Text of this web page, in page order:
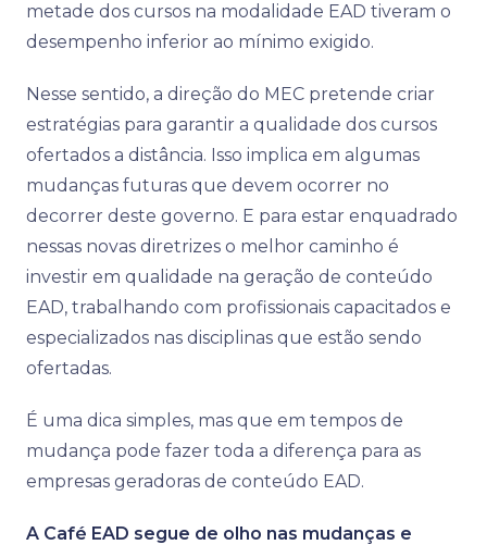
metade dos cursos na modalidade EAD tiveram o
desempenho inferior ao mínimo exigido.
Nesse sentido, a direção do MEC pretende criar
estratégias para garantir a qualidade dos cursos
ofertados a distância. Isso implica em algumas
mudanças futuras que devem ocorrer no
decorrer deste governo. E para estar enquadrado
nessas novas diretrizes o melhor caminho é
investir em qualidade na geração de conteúdo
EAD, trabalhando com profissionais capacitados e
especializados nas disciplinas que estão sendo
ofertadas.
É uma dica simples, mas que em tempos de
mudança pode fazer toda a diferença para as
empresas geradoras de conteúdo EAD.
A Café EAD segue de olho nas mudanças e